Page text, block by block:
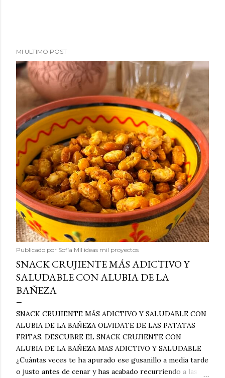
MI ULTIMO POST
Publicado por Sofía Mil ideas mil proyectos
SNACK CRUJIENTE MÁS ADICTIVO Y
SALUDABLE CON ALUBIA DE LA
BAÑEZA
SNACK CRUJIENTE MÁS ADICTIVO Y SALUDABLE CON
ALUBIA DE LA BAÑEZA OLVIDATE DE LAS PATATAS
FRITAS, DESCUBRE EL SNACK CRUJIENTE CON
ALUBIA DE LA BAÑEZA MAS ADICTIVO Y SALUDABLE
¿Cuántas veces te ha apurado ese gusanillo a media tarde
o justo antes de cenar y has acabado recurriendo a las